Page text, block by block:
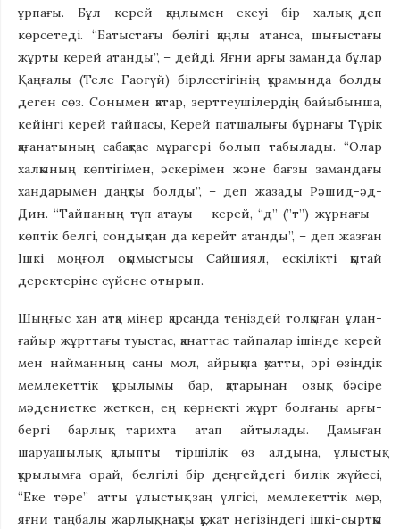
ұрпағы. Бұл керей қаңлымен екеуі бір халық деп
көрсетеді. “Батыстағы бөлігі қаңлы атанса, шығыстағы
жұрты керей атанды”, – дейді. Яғни арғы заманда бұлар
Қаңғалы (Теле–Гаогүй) бірлестігінің құрамында болды
деген сөз. Сонымен қатар, зерттеушілердің байыбынша,
кейінгі керей тайпасы, Керей патшалығы бұрнағы Түрік
қағанатының сабақтас мұрагері болып табылады. “Олар
халқының көптігімен, әскерімен және бағзы замандағы
хандарымен даңқты болды”, – деп жазады Рәшид-әд-
Дин. “Тайпаның түп атауы – керей, “д” (”т”) жұрнағы –
көптік белгі, сондықтан да керейт атанды”, – деп жазған
Ішкі моңғол оқымыстысы Сайшиял, ескілікті қытай
деректеріне сүйене отырып.
Шыңғыс хан атқа мінер қарсаңда теңіздей толқыған ұлан-
ғайыр жұрттағы туыстас, қанаттас тайпалар ішінде керей
мен найманның саны мол, айрықша қуатты, әрі өзіндік
мемлекеттік құрылымы бар, қатарынан озық, бәсіре
мәдениетке жеткен, ең көрнекті жұрт болғаны арғы-
бергі барлық тарихта атап айтылады. Дамыған
шаруашылық, қалыпты тіршілік өз алдына, ұлыстық
құрылымға орай, белгілі бір деңгейдегі билік жүйесі,
“Еке төре” атты ұлыстық заң үлгісі, мемлекеттік мөр,
яғни таңбалы жарлық, нақты құжат негізіндегі ішкі-сыртқы